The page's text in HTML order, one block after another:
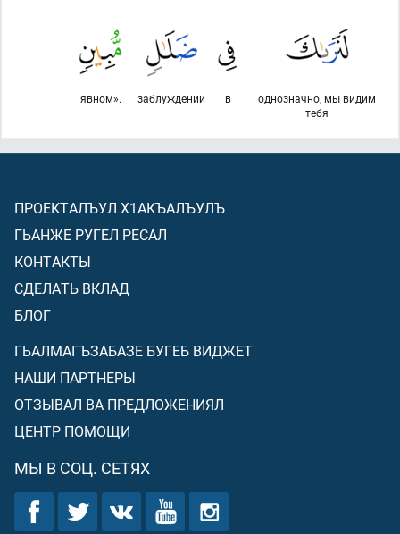
однозначно, мы видим
тебя
в
заблуждении
явном».
ПРОЕКТАЛЪУЛ Х1АКЪАЛЪУЛЪ
ГЬАНЖЕ РУГЕЛ РЕСАЛ
КОНТАКТЫ
СДЕЛАТЬ ВКЛАД
БЛОГ
ГЬАЛМАГЪЗАБАЗЕ БУГЕБ ВИДЖЕТ
НАШИ ПАРТНЕРЫ
ОТЗЫВАЛ ВА ПРЕДЛОЖЕНИЯЛ
ЦЕНТР ПОМОЩИ
МЫ В СОЦ. СЕТЯХ